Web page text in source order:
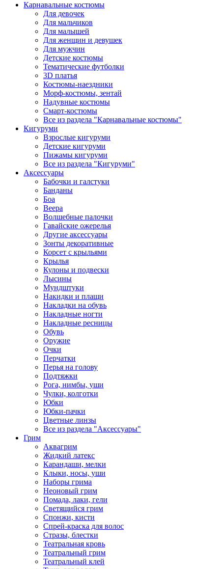
Карнавальные костюмы
Для девочек
Для мальчиков
Для малышей
Для женщин и девушек
Для мужчин
Детские костюмы
Тематические футболки
3D платья
Костюмы-наездники
Морф-костюмы, зентай
Надувные костюмы
Смарт-костюмы
Все из раздела "Карнавальные костюмы"
Кигуруми
Взрослые кигуруми
Детские кигуруми
Пижамы кигуруми
Все из раздела "Кигуруми"
Аксессуары
Бабочки и галстуки
Банданы
Боа
Веера
Волшебные палочки
Гавайские ожерелья
Другие аксессуары
Зонты декоративные
Корсет с крыльями
Крылья
Кулоны и подвески
Лысины
Мундштуки
Накидки и плащи
Накладки на обувь
Накладные ногти
Накладные ресницы
Обувь
Оружие
Очки
Перчатки
Перья на голову
Подтяжки
Рога, нимбы, уши
Чулки, колготки
Юбки
Юбки-пачки
Цветные линзы
Все из раздела "Аксессуары"
Грим
Аквагрим
Жидкий латекс
Карандаши, мелки
Клыки, носы, уши
Наборы грима
Неоновый грим
Помада, лаки, гели
Светящийся грим
Спонжи, кисти
Спрей-краска для волос
Стразы, блестки
Театральная кровь
Театральный грим
Театральный клей